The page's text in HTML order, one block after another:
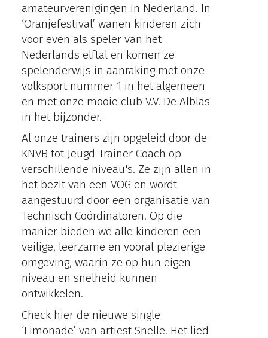
amateurverenigingen in Nederland. In
‘Oranjefestival’ wanen kinderen zich
voor even als speler van het
Nederlands elftal en komen ze
spelenderwijs in aanraking met onze
volksport nummer 1 in het algemeen
en met onze mooie club V.V. De Alblas
in het bijzonder.
Al onze trainers zijn opgeleid door de
KNVB tot Jeugd Trainer Coach op
verschillende niveau's. Ze zijn allen in
het bezit van een VOG en wordt
aangestuurd door een organisatie van
Technisch Coördinatoren. Op die
manier bieden we alle kinderen een
veilige, leerzame en vooral plezierige
omgeving, waarin ze op hun eigen
niveau en snelheid kunnen
ontwikkelen.
Check hier de nieuwe single
‘Limonade’ van artiest Snelle. Het lied